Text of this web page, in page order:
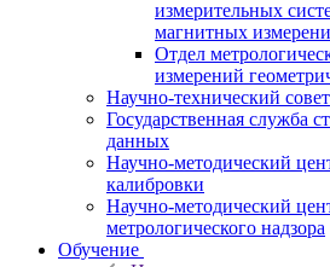
измерительных
магнитных
Отдел
измерений
Научно-технический совет
Государственная служба
данных
Научно-методический
калибровки
Научно-методический
метрологического надзора
Обучение